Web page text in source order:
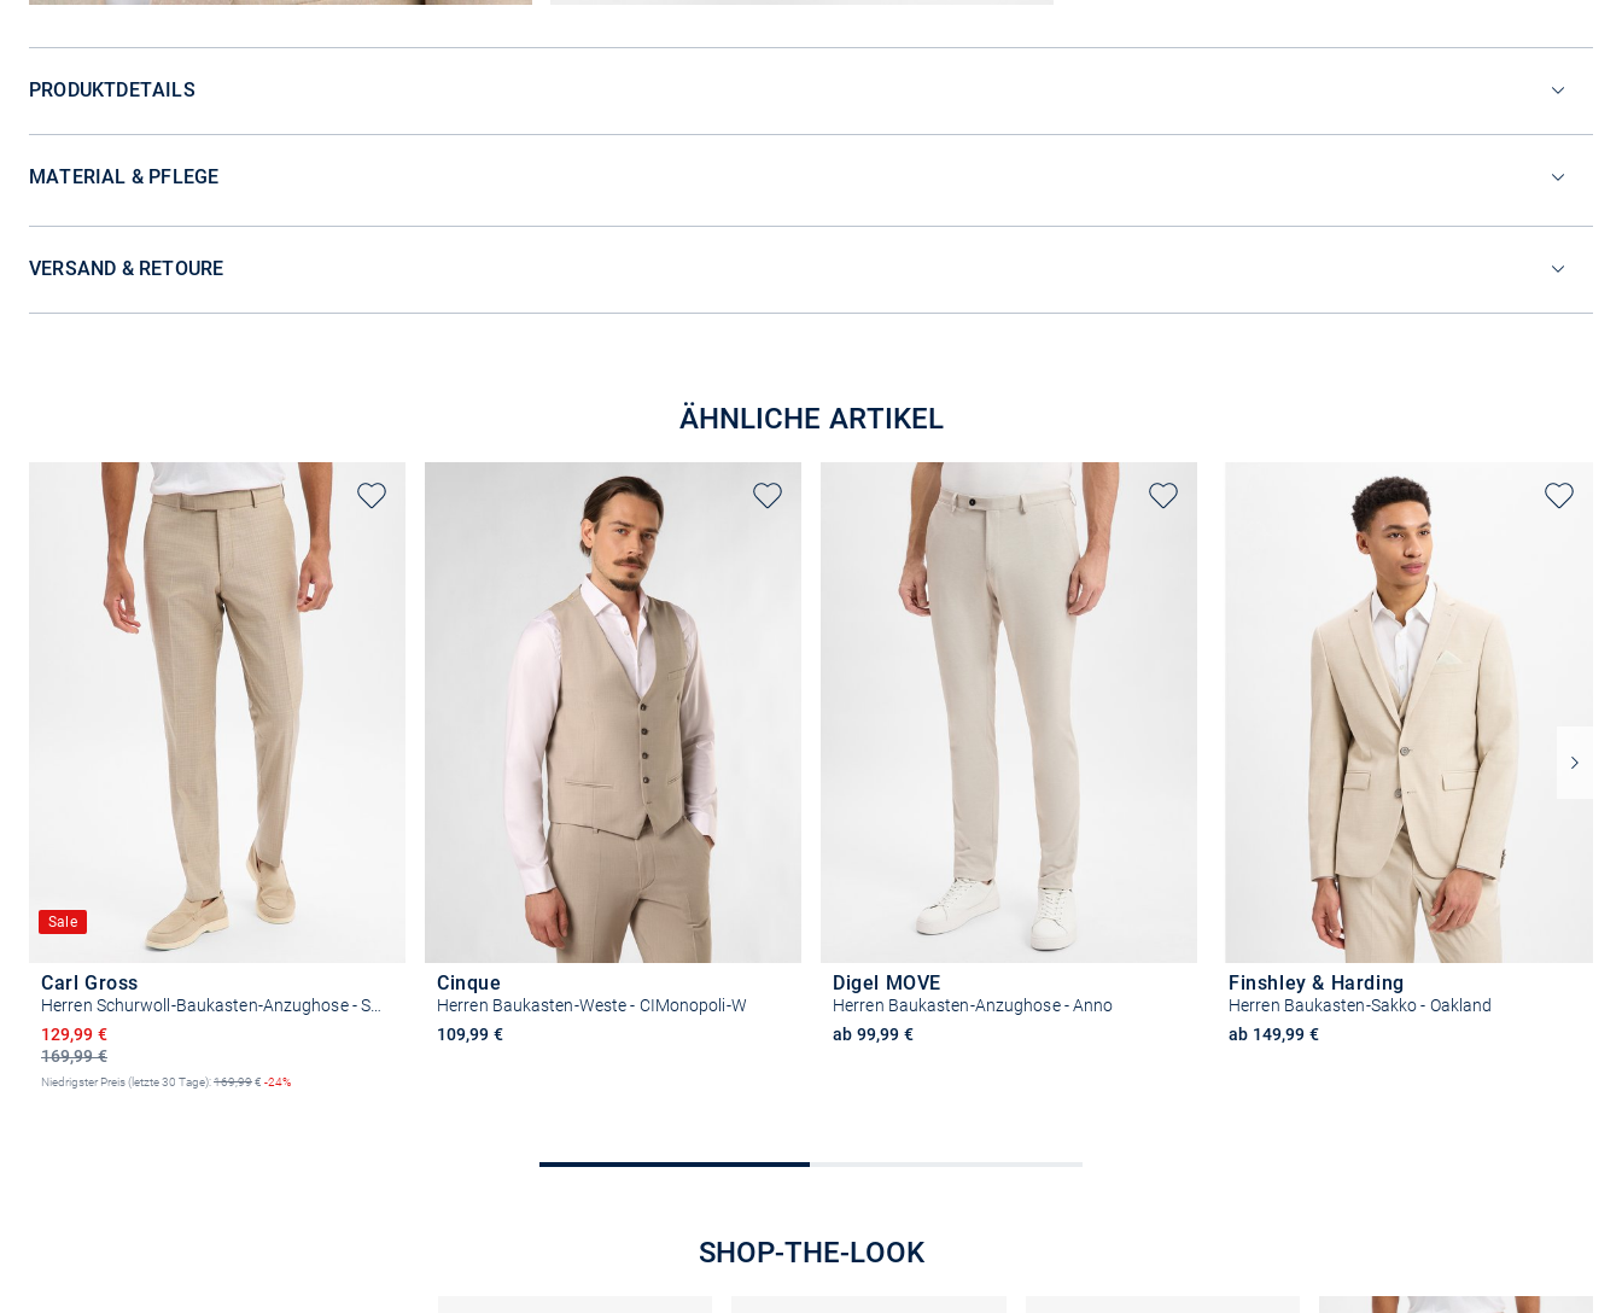
PRODUKTDETAILS
MATERIAL & PFLEGE
VERSAND & RETOURE
ÄHNLICHE ARTIKEL
Sale
Carl Gross
169,99 €
Ermäßigter Preis
129,99 €
Niedrigster Preis (letzte 30 Tage):169,99€ -24%
Cinque
Herren Baukasten-Weste - CIMonopoli-W
109,99 €
Größe auswählen
Digel MOVE
Herren Baukasten-Anzughose - Anno
ab 99,99 €
Finshley & Harding
Herren Baukasten-Sakko - Oakland
ab 149,99 €
SHOP-THE-LOOK